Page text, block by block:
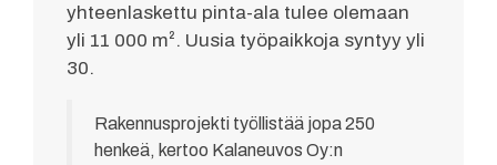
yhteenlaskettu pinta-ala tulee olemaan
yli 11 000 m². Uusia työpaikkoja syntyy yli
30.
Rakennusprojekti työllistää jopa 250
henkeä, kertoo Kalaneuvos Oy:n